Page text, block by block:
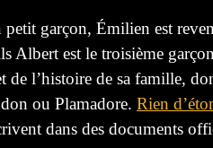
garçon, Émilien est
Albert est le troisième
de l’histoire de sa famille,
ou Plamadore. Rien
dans des documents